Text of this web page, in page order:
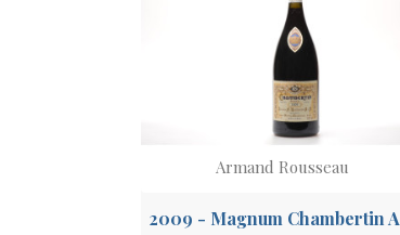
Armand Rousseau